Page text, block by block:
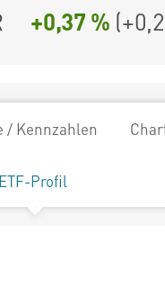
+0,37 % (
/ Kennzahlen
ETF-Profil